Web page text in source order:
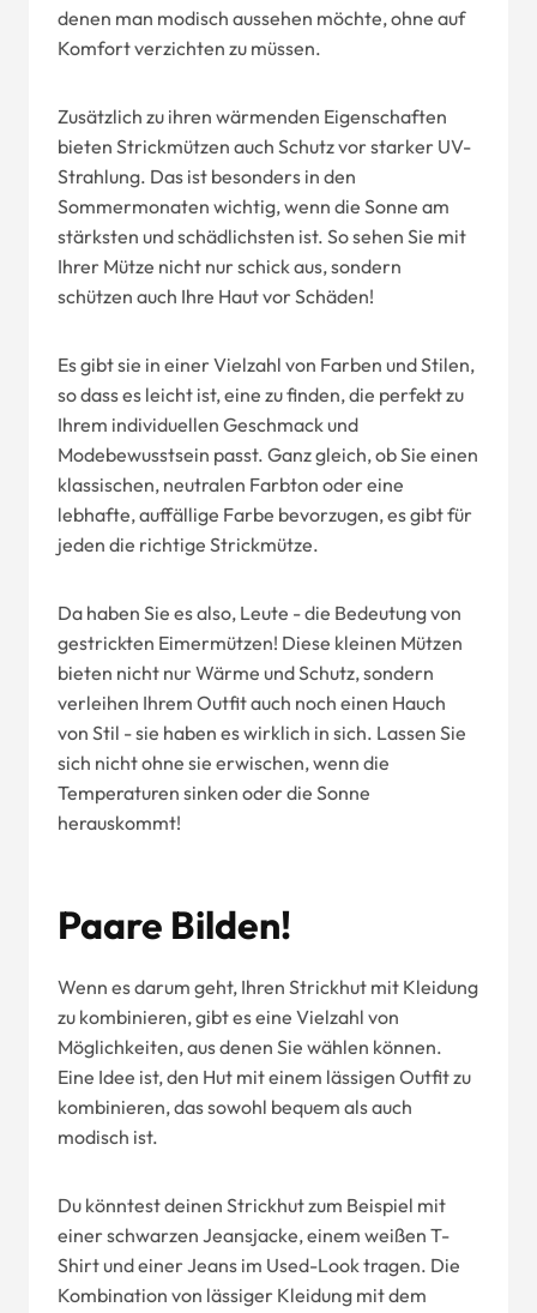
denen man modisch aussehen möchte, ohne auf
Komfort verzichten zu müssen.
Zusätzlich zu ihren wärmenden Eigenschaften
bieten Strickmützen auch Schutz vor starker UV-
Strahlung. Das ist besonders in den
Sommermonaten wichtig, wenn die Sonne am
stärksten und schädlichsten ist. So sehen Sie mit
Ihrer Mütze nicht nur schick aus, sondern
schützen auch Ihre Haut vor Schäden!
Es gibt sie in einer Vielzahl von Farben und Stilen,
so dass es leicht ist, eine zu finden, die perfekt zu
Ihrem individuellen Geschmack und
Modebewusstsein passt. Ganz gleich, ob Sie einen
klassischen, neutralen Farbton oder eine
lebhafte, auffällige Farbe bevorzugen, es gibt für
jeden die richtige Strickmütze.
Da haben Sie es also, Leute - die Bedeutung von
gestrickten Eimermützen! Diese kleinen Mützen
bieten nicht nur Wärme und Schutz, sondern
verleihen Ihrem Outfit auch noch einen Hauch
von Stil - sie haben es wirklich in sich. Lassen Sie
sich nicht ohne sie erwischen, wenn die
Temperaturen sinken oder die Sonne
herauskommt!
Paare Bilden!
Wenn es darum geht, Ihren Strickhut mit Kleidung
zu kombinieren, gibt es eine Vielzahl von
Möglichkeiten, aus denen Sie wählen können.
Eine Idee ist, den Hut mit einem lässigen Outfit zu
kombinieren, das sowohl bequem als auch
modisch ist.
Du könntest deinen Strickhut zum Beispiel mit
einer schwarzen Jeansjacke, einem weißen T-
Shirt und einer Jeans im Used-Look tragen. Die
Kombination von lässiger Kleidung mit dem